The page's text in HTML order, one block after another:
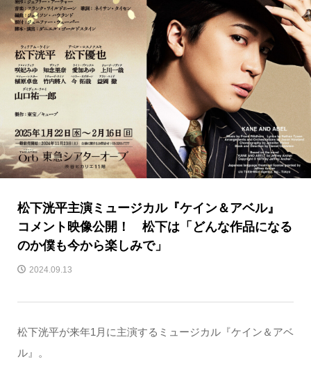
松下洸平主演ミュージカル『ケイン＆アベル』
コメント映像公開！ 松下は「どんな作品になる
のか僕も今から楽しみで」
2024.09.13
松下洸平が来年1月に主演するミュージカル『ケイン＆アベ
ル』。